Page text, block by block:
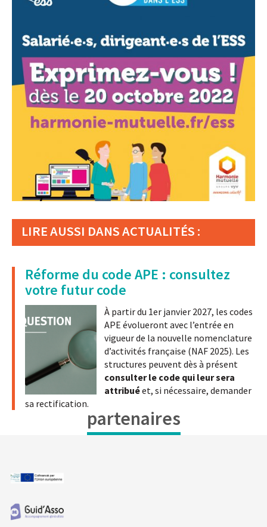
LIRE AUSSI DANS ACTUALITÉS :
Réforme du code APE : consultez
votre futur code
À partir du 1er janvier 2027, les codes
APE évolueront avec l’entrée en
vigueur de la nouvelle nomenclature
d’activités française (NAF 2025). Les
structures peuvent dès à présent
consulter le code qui leur sera
attribuéet, si nécessaire, demander
sa rectification.
partenaires